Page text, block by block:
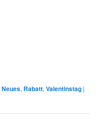
Neues, Rabatt,Valentinstag |